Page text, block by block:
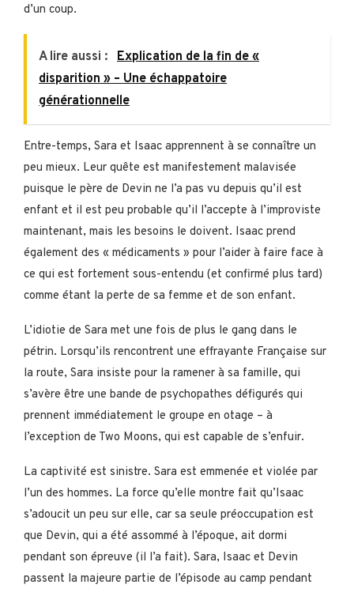
d’un coup.
A lire aussi : Explication de la fin de «
disparition » – Une échappatoire
générationnelle
Entre-temps, Sara et Isaac apprennent à se connaître un
peu mieux. Leur quête est manifestement malavisée
puisque le père de Devin ne l’a pas vu depuis qu’il est
enfant et il est peu probable qu’il l’accepte à l’improviste
maintenant, mais les besoins le doivent. Isaac prend
également des « médicaments » pour l’aider à faire face à
ce qui est fortement sous-entendu (et confirmé plus tard)
comme étant la perte de sa femme et de son enfant.
L’idiotie de Sara met une fois de plus le gang dans le
pétrin. Lorsqu’ils rencontrent une effrayante Française sur
la route, Sara insiste pour la ramener à sa famille, qui
s’avère être une bande de psychopathes défigurés qui
prennent immédiatement le groupe en otage – à
l’exception de Two Moons, qui est capable de s’enfuir.
La captivité est sinistre. Sara est emmenée et violée par
l’un des hommes. La force qu’elle montre fait qu’Isaac
s’adoucit un peu sur elle, car sa seule préoccupation est
que Devin, qui a été assommé à l’époque, ait dormi
pendant son épreuve (il l’a fait). Sara, Isaac et Devin
passent la majeure partie de l’épisode au camp pendant